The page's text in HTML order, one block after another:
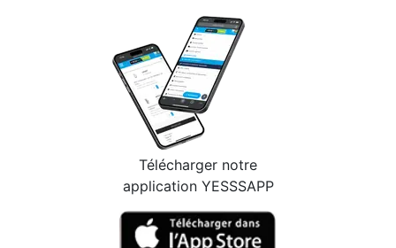
Télécharger notre
application YESSSAPP